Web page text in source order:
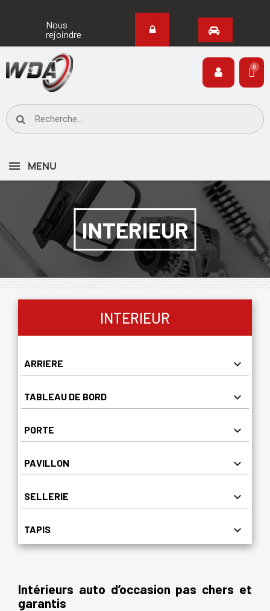
Nous
rejoindre
MENU
INTERIEUR
INTERIEUR
ARRIERE 
TABLEAU DE BORD 
PORTE 
PAVILLON 
SELLERIE 
TAPIS 
Intérieurs auto d’occasion pas chers et
garantis